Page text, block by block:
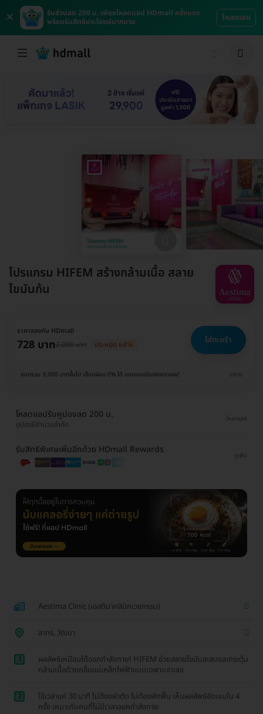
×
รับส่วนลด 200 บ. เพียงโหลดแอป HDmall ครั้งแรก
พร้อมรับสิทธิประโยชน์มากมาย
โหลดเลย
โปรแกรม HIFEM สร้างกล้ามเนื้อ สลาย
ไขมันก้น
ราคาจองกับ HDmall
728 บาท2,000 บาท ประหยัด 64% ใส่ตะกร้า
ยอดรวม 3,000 บาทขึ้นไป เลือกผ่อน 0% ได้ บอกแอดมินของเราเลย! ขยาย
โหลดแอปรับคูปองลด 200 บ.
คูปองมีจำนวนจำกัด
โหลดเลย
รับสิทธิพิเศษเพิ่มอีกด้วย HDmall Rewards
ดูเพิ่ม
Aestima Clinic (เอสติมาคลินิกเวชกรรม)
สาทร, วัฒนา
1
ผลลัพธ์เหมือนได้ออกกำลังกาย! HIFEM ช่วยสลายไขมันสะสมและกระตุ้น
กล้ามเนื้อด้วยคลื่นแม่เหล็กไฟฟ้าแบบเฉพาะเจาะจง
2
ใช้เวลาแค่ 30 นาที ไม่ต้องผ่าตัด ไม่ต้องพักฟื้น เห็นผลลัพธ์ชัดเจนใน 4
ครั้ง เหมาะกับคนที่ไม่มีเวลาออกกำลังกาย